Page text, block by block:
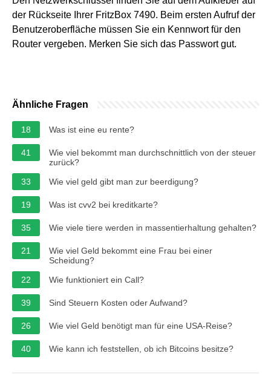
der Rückseite Ihrer FritzBox 7490. Beim ersten Aufruf der
Benutzeroberfläche müssen Sie ein Kennwort für den
Router vergeben. Merken Sie sich das Passwort gut.
Ähnliche Fragen
18 Was ist eine eu rente?
41
Wie viel bekommt man durchschnittlich von der steuer
zurück?
33
Wie viel geld gibt man zur beerdigung?
19 Was ist cvv2 bei kreditkarte?
35 Wie viele tiere werden in massentierhaltung gehalten?
21
Wie viel Geld bekommt eine Frau bei einer
Scheidung?
22
Wie funktioniert ein Call?
39 Sind Steuern Kosten oder Aufwand?
26 Wie viel Geld benötigt man für eine USA-Reise?
40 Wie kann ich feststellen, ob ich Bitcoins besitze?